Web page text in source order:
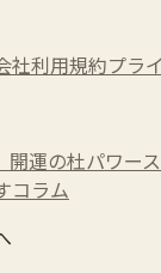
社利用規約プラ
開運の杜パワー
コラム